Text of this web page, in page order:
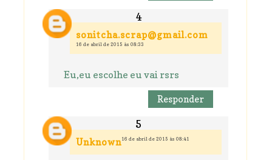
sonitcha.scrap@gmail.com
16 de abril de 2015 às 08:33
Eu,eu escolhe eu vai rsrs
Responder
Unknown16 de abril de 2015 às 08:41